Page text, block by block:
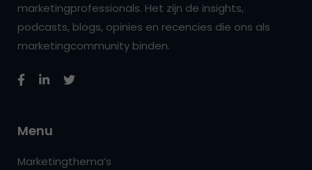
marketingprofessionals. Het zijn de insights,
podcasts, blogs, opinies en recencies die ons als
marketingcommunity binden.
Menu
Marketingthema’s